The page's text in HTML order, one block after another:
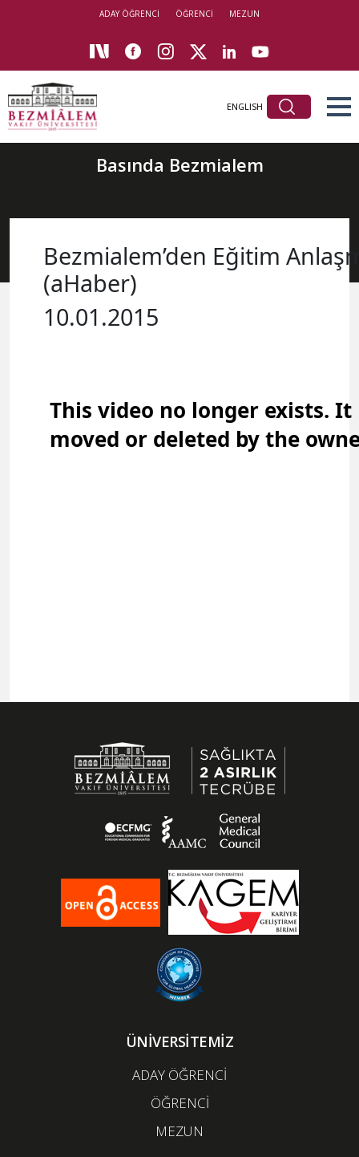
ADAY ÖĞRENCİ ÖĞRENCİ MEZUN
ENGLISH
Basında Bezmialem
Bezmialem’den Eğitim
(aHaber)
10.01.2015
ÜNİVERSİTEMİZ
ADAY ÖĞRENCİ
ÖĞRENCİ
MEZUN